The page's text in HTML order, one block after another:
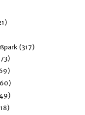
(317)